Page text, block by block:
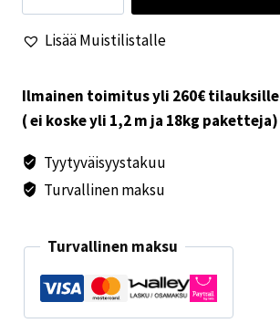
jätevesisysteemiin
määräLisää Muistilistalle
Ilmainen toimitus yli 260€ tilauksille
( ei koske yli 1,2 m ja 18kg paketteja)
Tyytyväisyystakuu
Turvallinen maksu
Turvallinen maksu